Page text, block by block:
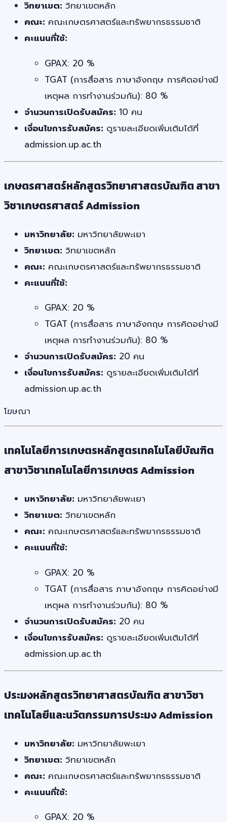
วิทยาเขต: วิทยาเขตหลัก
คณะ: คณะเกษตรศาสตร์และทรัพยากรธรรมชาติ
คะแนนที่ใช้:
GPAX: 20 %
TGAT (การสื่อสาร ภาษาอังกฤษ การคิดอย่างมี
เหตุผล การทำงานร่วมกัน): 80 %
จำนวนการเปิดรับสมัคร: 10 คน
เงื่อนไขการรับสมัคร: ดูรายละเอียดเพิ่มเติมได้ที่
admission.up.ac.th
เกษตรศาสตร์หลักสูตรวิทยาศาสตรบัณฑิต สาขา
วิชาเกษตรศาสตร์ Admission
มหาวิทยาลัย: มหาวิทยาลัยพะเยา
วิทยาเขต: วิทยาเขตหลัก
คณะ: คณะเกษตรศาสตร์และทรัพยากรธรรมชาติ
คะแนนที่ใช้:
GPAX: 20 %
TGAT (การสื่อสาร ภาษาอังกฤษ การคิดอย่างมี
เหตุผล การทำงานร่วมกัน): 80 %
จำนวนการเปิดรับสมัคร: 20 คน
เงื่อนไขการรับสมัคร: ดูรายละเอียดเพิ่มเติมได้ที่
admission.up.ac.th
โฆษณา
เทคโนโลยีการเกษตรหลักสูตรเทคโนโลยีบัณฑิต
สาขาวิชาเทคโนโลยีการเกษตร Admission
มหาวิทยาลัย: มหาวิทยาลัยพะเยา
วิทยาเขต: วิทยาเขตหลัก
คณะ: คณะเกษตรศาสตร์และทรัพยากรธรรมชาติ
คะแนนที่ใช้:
GPAX: 20 %
TGAT (การสื่อสาร ภาษาอังกฤษ การคิดอย่างมี
เหตุผล การทำงานร่วมกัน): 80 %
จำนวนการเปิดรับสมัคร: 20 คน
เงื่อนไขการรับสมัคร: ดูรายละเอียดเพิ่มเติมได้ที่
admission.up.ac.th
ประมงหลักสูตรวิทยาศาสตรบัณฑิต สาขาวิชา
เทคโนโลยีและนวัตกรรมการประมง Admission
มหาวิทยาลัย: มหาวิทยาลัยพะเยา
วิทยาเขต: วิทยาเขตหลัก
คณะ: คณะเกษตรศาสตร์และทรัพยากรธรรมชาติ
คะแนนที่ใช้:
GPAX: 20 %